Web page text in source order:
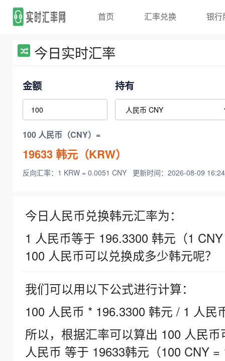
首页 汇率兑换 银行
今日实时汇率
金额 持有
100 人民币（CNY）=
19633韩元（KRW）
反向汇率：1 KRW = 0.0051 CNY 更新时间：2026-08-09
今日人民币兑换韩元汇率为：
1 人民币等于 196.3300 韩元（1
100 人民币可以兑换成多少韩元呢？
我们可以用以下公式进行计算：
100 人民币 * 196.3300 韩元 / 1 人民
所以，根据汇率可以算出 100 人民
人民币 等于 19633韩元（100 CNY =